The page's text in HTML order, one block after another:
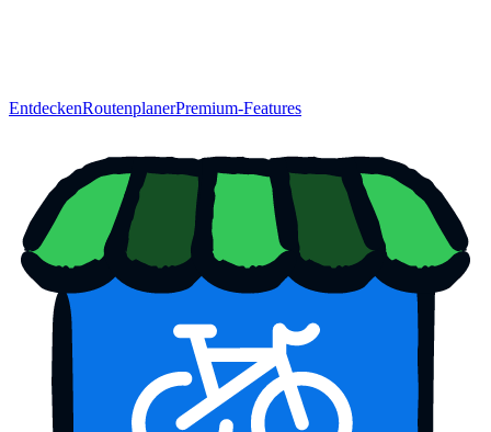
EntdeckenRoutenplanerPremium-Features